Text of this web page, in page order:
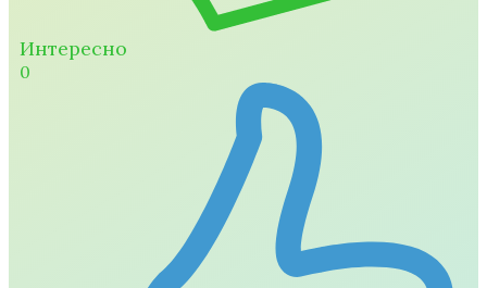
Интересно
0